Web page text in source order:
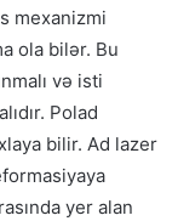
mexanizmi
ola bilər. Bu
və isti
Polad
bilir. Ad lazer
yer alan